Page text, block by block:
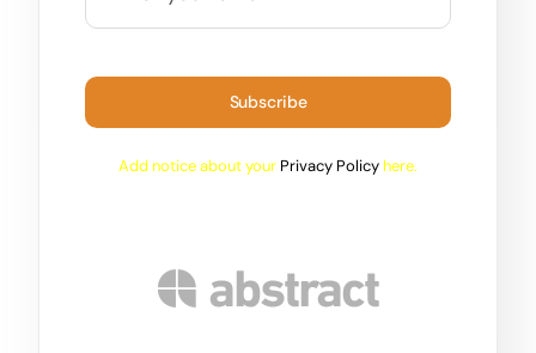
Subscribe
Add notice about your Privacy Policyhere.